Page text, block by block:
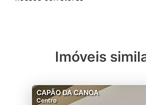
Imóveis
CAPÃO DA CANOA
Centro